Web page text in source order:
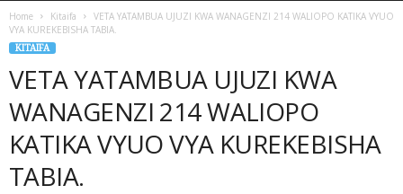
Home Kitaifa
VETA YATAMBUA UJUZI KWA WANAGENZI 214 WALIOPO KATIKA VYUO
VYA KUREKEBISHA TABIA.
KITAIFA
VETA YATAMBUA UJUZI KWA
WANAGENZI 214 WALIOPO
KATIKA VYUO VYA KUREKEBISHA
TABIA.